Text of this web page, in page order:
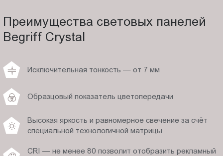
Преимущества световых панелей
Begriff Crystal
Исключительная тонкость — от 7 мм
Образцовый показатель цветопередачи
Высокая яркость и равномерное свечение за счёт
специальной технологичной матрицы
CRI — не менее 80 позволит отобразить рекламный